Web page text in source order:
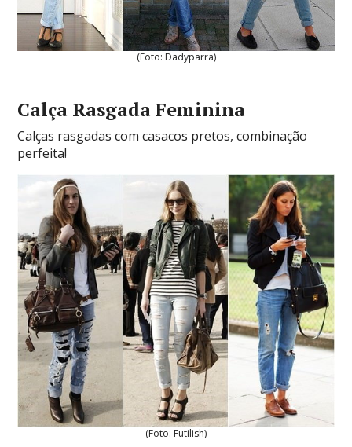
(Foto: Dadyparra)
Calça Rasgada Feminina
Calças rasgadas com casacos pretos, combinação
perfeita!
(Foto: Futilish)